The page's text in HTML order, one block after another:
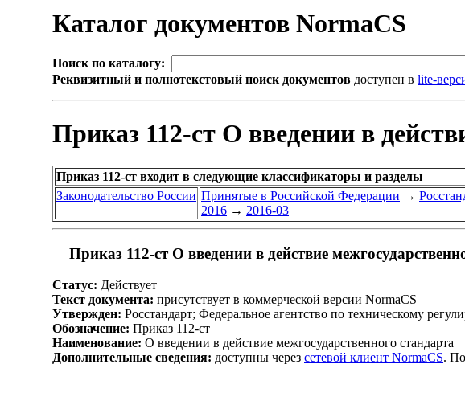
Каталог документов NormaCS
Поиск по каталогу:
Реквизитный и полнотекстовый поиск документов доступен в lite-
Приказ 112-ст О введении в
Приказ 112-ст входит в следующие классификаторы и разделы
Законодательство России Принятые в Российской Федерации →
2016 → 2016-03
Приказ 112-ст О введении в действие
Статус: Действует
Текст документа: присутствует в коммерческой версии NormaCS
Утвержден: Росстандарт; Федеральное агентство по техническому
Обозначение: Приказ 112-ст
Наименование: О введении в действие межгосударственного стандарта
Дополнительные сведения: доступны через сетевой клиент NormaCS.